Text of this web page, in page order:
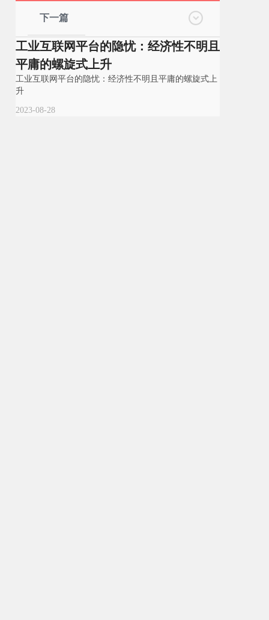
下一篇
工业互联网平台的隐忧：经济性不明且
平庸的螺旋式上升
工业互联网平台的隐忧：经济性不明且平庸的螺旋式上
升
2023-08-28